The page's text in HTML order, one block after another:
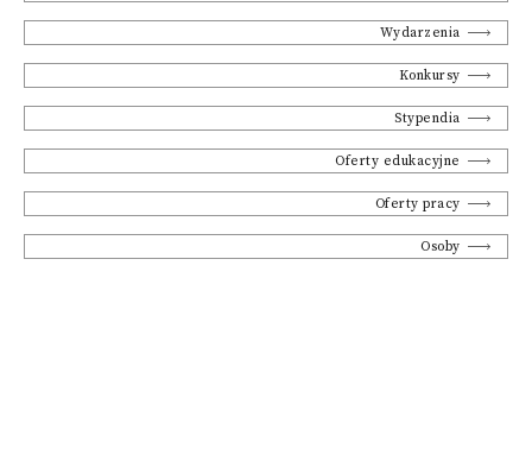
Wydarzenia
Konkursy
Stypendia
Oferty edukacyjne
Oferty pracy
Osoby